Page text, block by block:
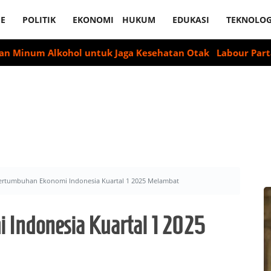
POLITIK EKONOMI HUKUM EDUKASI
Alkohol untuk Jaga Kesehatan Otak Labour Partai Akan
Ekonomi Indonesia Kuartal 1 2025 Melambat
Indonesia Kuartal 1 2025